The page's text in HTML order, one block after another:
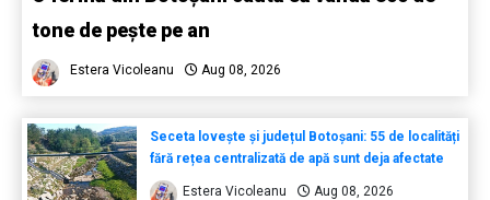
tone de pește pe an
Estera Vicoleanu Aug 08, 2026
Seceta lovește și județul Botoșani: 55 de localități
fără rețea centralizată de apă sunt deja afectate
Estera Vicoleanu Aug 08, 2026